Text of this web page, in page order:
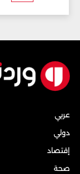
عربي
دولي
إقتصاد
صحة